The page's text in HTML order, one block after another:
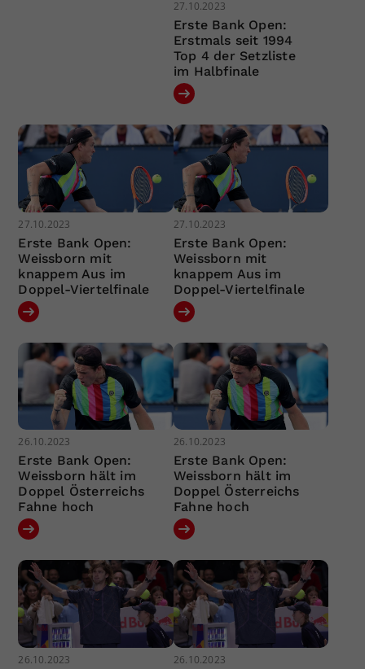
27.10.2023
Erste Bank Open:
Erstmals seit 1994
Top 4 der Setzliste
im Halbfinale
27.10.2023
Erste Bank Open:
Weissborn mit
knappem Aus im
Doppel-Viertelfinale
27.10.2023
Erste Bank Open:
Weissborn mit
knappem Aus im
Doppel-Viertelfinale
26.10.2023
Erste Bank Open:
Weissborn hält im
Doppel Österreichs
Fahne hoch
26.10.2023
Erste Bank Open:
Weissborn hält im
Doppel Österreichs
Fahne hoch
26.10.2023 26.10.2023